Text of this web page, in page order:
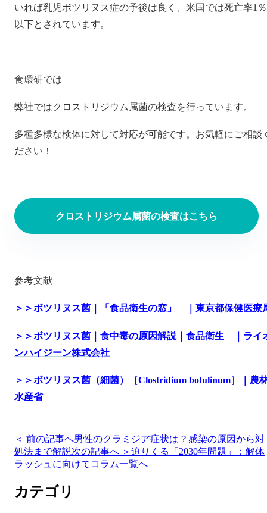
いれば乳児ボツリヌス症の予後は良く、米国では死亡率1％
以下とされています。
食環研では
弊社ではクロストリジウム属菌の検査を行っています。
多種多様な検体に対して対応が可能です。お気軽にご相談
ださい！
クロストリジウム属菌の検査はこちら
参考文献
＞＞ボツリヌス菌｜「食品衛生の窓」 ｜東京都保健医療
＞＞ボツリヌス菌｜食中毒の原因解説｜食品衛生 ｜ライ
ンハイジーン株式会社
＞＞ボツリヌス菌（細菌）［Clostridium botulinum］｜農
水産省
＜ 前の記事へ男性のクラミジア症状は？感染の原因から対
処法まで解説次の記事へ ＞ 迫りくる「2030年問題」：解体
ラッシュに向けて コラム一覧へ
カテゴリ